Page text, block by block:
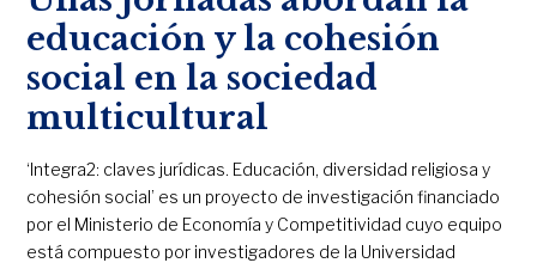
educación y la cohesión
social en la sociedad
multicultural
‘Integra2: claves jurídicas. Educación, diversidad religiosa y
cohesión social’ es un proyecto de investigación financiado
por el Ministerio de Economía y Competitividad cuyo equipo
está compuesto por investigadores de la Universidad